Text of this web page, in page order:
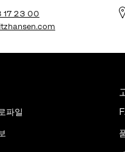
17 23 00
파일